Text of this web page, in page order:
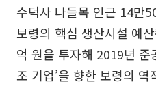
수덕사 나들목 인근 14만
보령의 핵심 생산시설 예
억 원을 투자해 2019년 준
조 기업’을 향한 보령의 역